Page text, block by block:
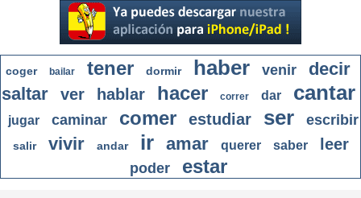
coger bailar tener dormir haber venir
decir
saltar
ver hablar hacer correr dar cantar
jugar caminar comer estudiar ser escribir
salir vivir andar ir amar querer saber leer
poder estar